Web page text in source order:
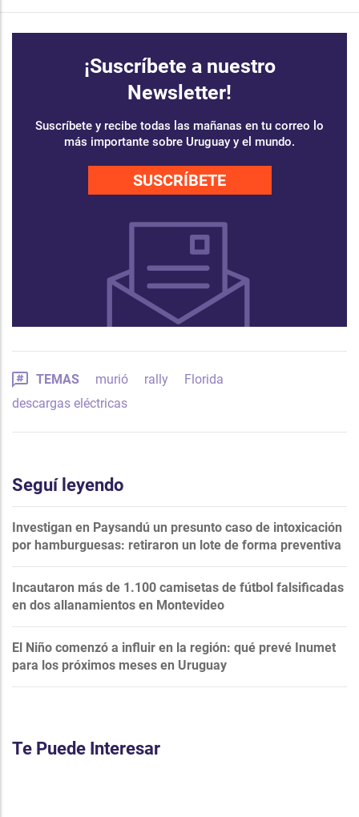
¡Suscríbete a nuestro
Newsletter!
Suscríbete y recibe todas las mañanas en tu correo lo
más importante sobre Uruguay y el mundo.
SUSCRÍBETE
TEMAS murió rally
Florida
descargas eléctricas
Seguí leyendo
Investigan en Paysandú un presunto caso de intoxicación
por hamburguesas: retiraron un lote de forma preventiva
Incautaron más de 1.100 camisetas de fútbol falsificadas
en dos allanamientos en Montevideo
El Niño comenzó a influir en la región: qué prevé Inumet
para los próximos meses en Uruguay
Te Puede Interesar